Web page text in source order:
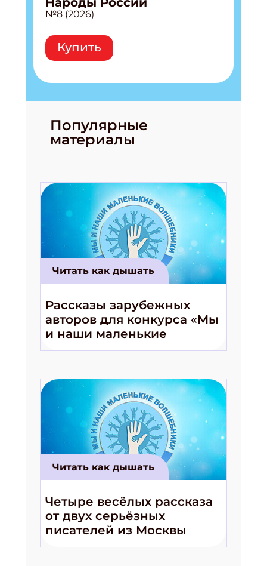
№8 (2026)
Купить
Популярные
материалы
Читать как дышать
Рассказы зарубежных
авторов для конкурса «Мы
и наши маленькие
волшебники!»
Читать как дышать
Четыре весёлых рассказа
от двух серьёзных
писателей из Москвы